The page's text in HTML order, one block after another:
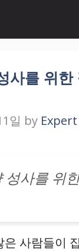
사를 위한
일 by
성사를 위
은 사람들이